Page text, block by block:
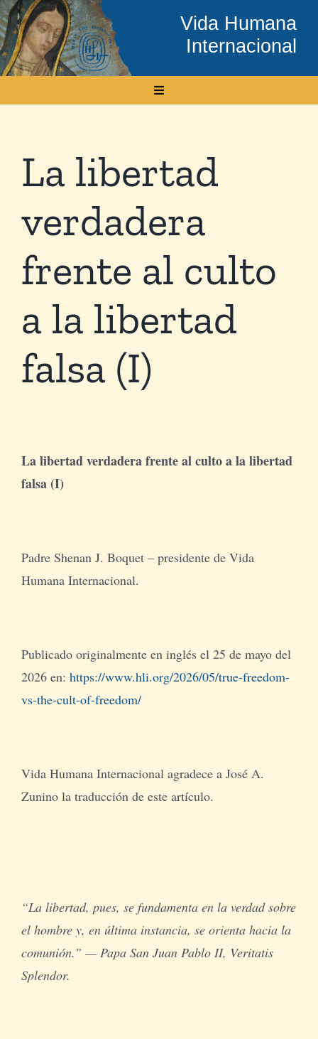
Skip
to
content
Vida Humana
Internacional
Toggle
Conócenos
Temas
Boletín Electrónico
Media
Tienda Virtual
Cómo Donar
La libertad
verdadera
frente al culto
a la libertad
falsa (I)
La libertad verdadera frente al culto a la libertad
falsa (I)
Padre Shenan J. Boquet – presidente de Vida
Humana Internacional.
Publicado originalmente en inglés el 25 de mayo del
2026 en: https://www.hli.org/2026/05/true-freedom-
vs-the-cult-of-freedom/
Vida Humana Internacional agradece a José A.
Zunino la traducción de este artículo.
“La libertad, pues, se fundamenta en la verdad sobre
el hombre y, en última instancia, se orienta hacia la
comunión.” — Papa San Juan Pablo II, Veritatis
Splendor.